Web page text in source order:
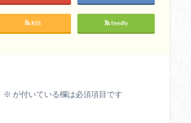
RSS feedly
※ が付いている欄は必須項目です